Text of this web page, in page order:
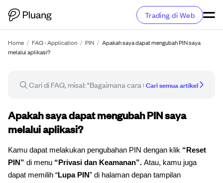
Trading di Web
Home / FAQ - Application / PIN / Apakah saya dapat mengubah PIN saya
melalui aplikasi?
Cari semua artikel
Artikel FAQ
Apakah saya dapat mengubah PIN saya
melalui aplikasi?
Kamu dapat melakukan pengubahan PIN dengan klik “Reset
PIN” di menu “Privasi dan Keamanan”. Atau, kamu juga
dapat memilih “Lupa PIN” di halaman depan tampilan